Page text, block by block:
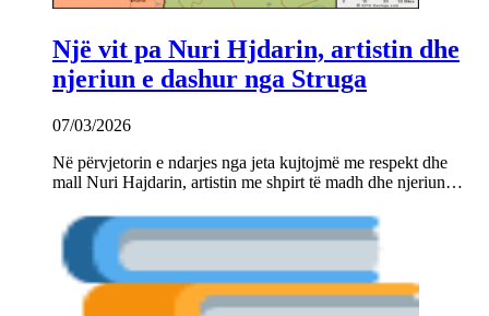
Një vit pa Nuri Hjdarin, artistin dhe
njeriun e dashur nga Struga
07/03/2026
Në përvjetorin e ndarjes nga jeta kujtojmë me respekt dhe
mall Nuri Hajdarin, artistin me shpirt të madh dhe njeriun…